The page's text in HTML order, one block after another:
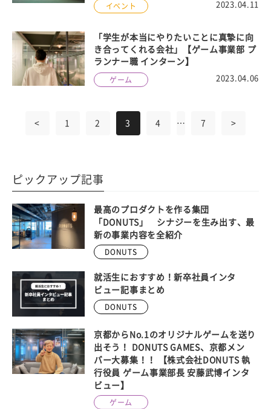
イベント 2023.04.11
ゲーム 2023.04.06
「学生が本当にやりたいことに真摯に向
き合ってくれる会社」【ゲーム事業部 プ
ランナー職 インターン】
< 1 2 3 4 … 7 >
ピックアップ記事
最高のプロダクトを作る集団
「DONUTS」 シナジーを生み出す、最
新の事業内容を全紹介
DONUTS
就活生におすすめ！新卒社員インタ
ビュー記事まとめ
DONUTS
京都からNo.1のオリジナルゲームを送り
出そう！ DONUTS GAMES、京都メン
バー大募集！！ 【株式会社DONUTS 執
行役員 ゲーム事業部長 安藤武博インタ
ビュー】
ゲーム